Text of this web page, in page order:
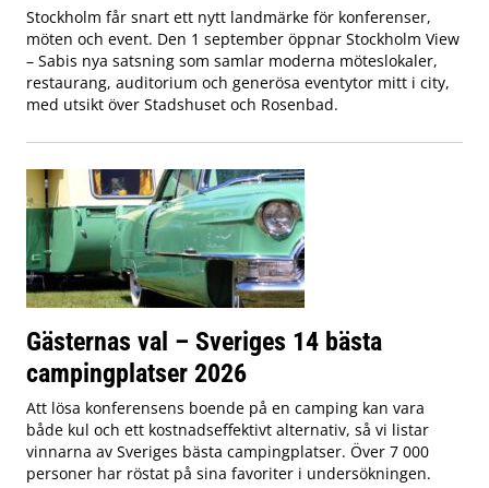
Stockholm får snart ett nytt landmärke för konferenser,
möten och event. Den 1 september öppnar Stockholm View
– Sabis nya satsning som samlar moderna möteslokaler,
restaurang, auditorium och generösa eventytor mitt i city,
med utsikt över Stadshuset och Rosenbad.
Gästernas val – Sveriges 14 bästa
campingplatser 2026
Att lösa konferensens boende på en camping kan vara
både kul och ett kostnadseffektivt alternativ, så vi listar
vinnarna av Sveriges bästa campingplatser. Över 7 000
personer har röstat på sina favoriter i undersökningen.